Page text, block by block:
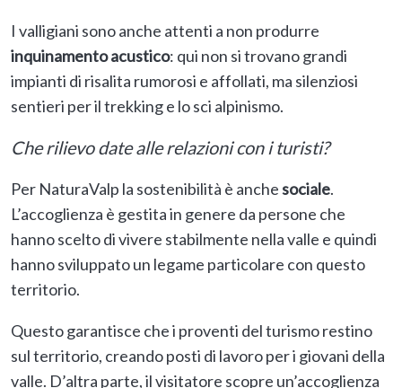
I valligiani sono anche attenti a non produrre
inquinamento acustico: qui non si trovano grandi
impianti di risalita rumorosi e affollati, ma silenziosi
sentieri per il trekking e lo sci alpinismo.
Che rilievo date alle relazioni con i turisti?
Per NaturaValp la sostenibilità è anchesociale.
L’accoglienza è gestita in genere da persone che
hanno scelto di vivere stabilmente nella valle e quindi
hanno sviluppato un legame particolare con questo
territorio.
Questo garantisce che i proventi del turismo restino
sul territorio, creando posti di lavoro per i giovani della
valle. D’altra parte, il visitatore scopre un’accoglienza